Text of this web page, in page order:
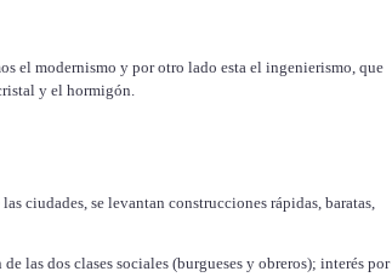
el modernismo y por otro lado esta el ingenierismo, que
y el hormigón.
ciudades, se levantan construcciones rápidas, baratas,
las dos clases sociales (burgueses y obreros); interés por